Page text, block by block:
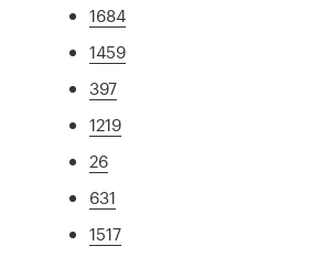
1684
1459
397
1219
26
631
1517